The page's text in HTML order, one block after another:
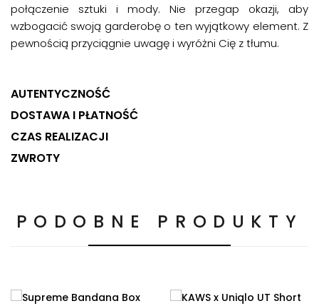
połączenie sztuki i mody. Nie przegap okazji, aby
wzbogacić swoją garderobę o ten wyjątkowy element. Z
pewnością przyciągnie uwagę i wyróżni Cię z tłumu.
AUTENTYCZNOŚĆ
DOSTAWA I PŁATNOŚĆ
CZAS REALIZACJI
ZWROTY
PODOBNE PRODUKTY